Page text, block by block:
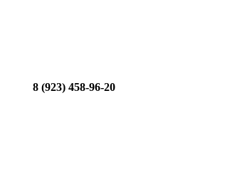
8 (923) 458-96-20